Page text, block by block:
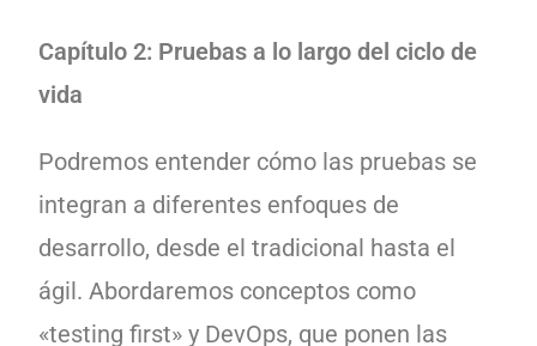
Capítulo 2: Pruebas a lo largo del ciclo de
vida
Podremos entender cómo las pruebas se
integran a diferentes enfoques de
desarrollo, desde el tradicional hasta el
ágil. Abordaremos conceptos como
«testing first» y DevOps, que ponen las